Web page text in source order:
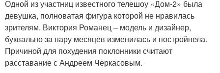
Одной из участниц известного телешоу «Дом-2» была
девушка, полноватая фигура которой не нравилась
зрителям. Виктория Романец – модель и дизайнер,
буквально за пару месяцев изменилась и постройнела.
Причиной для похудения поклонники считают
расставание с Андреем Черкасовым.